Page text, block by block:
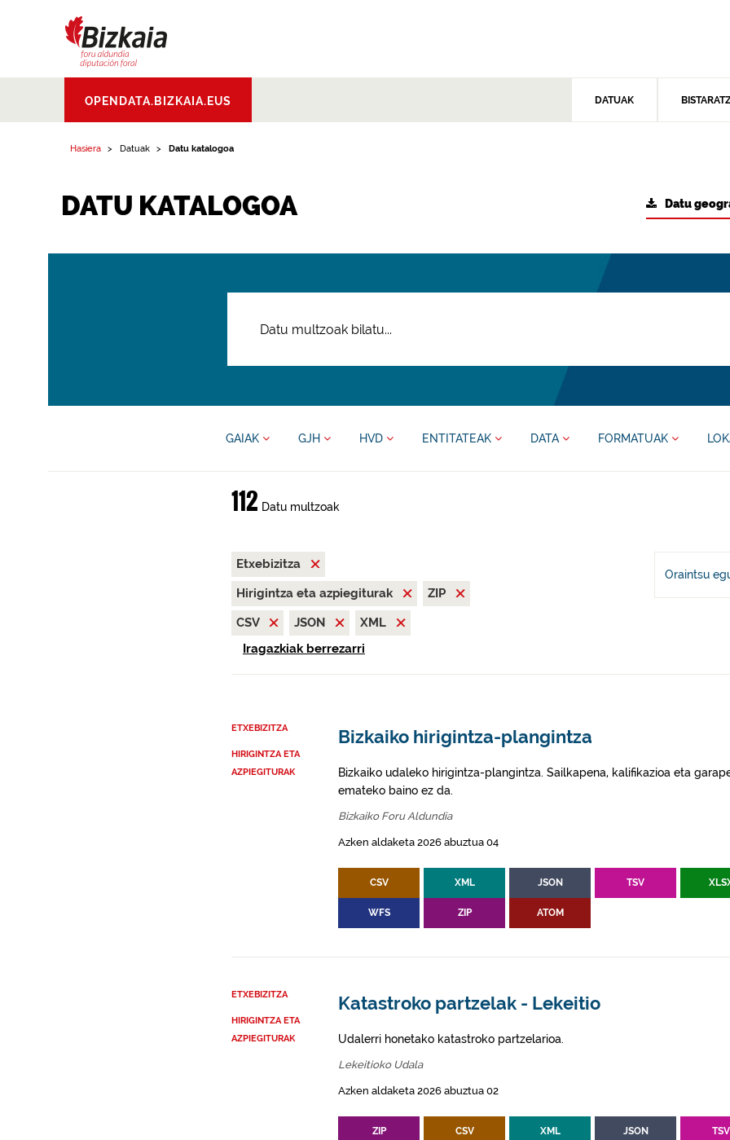
Aldundia.Diputacion
Foral de Bizkaia
OPENDATA.BIZKAIA.EUS DATUAK
Hasiera Datuak Datu katalogoa
DATU KATALOGOA Datu
GAIAK GJH HVD ENTITATEAK DATA FORMATUAK
112 Datu multzoak
Etxebizitza
Hirigintza eta azpiegiturak
ZIP
CSV
JSON
XML
Iragazkiak berrezarri
Oraintsu
ETXEBIZITZA
HIRIGINTZA ETA
AZPIEGITURAK
Bizkaiko hirigintza-plangintza
Bizkaiko udaleko hirigintza-plangintza. Sailkapena, kalifikazioa eta
emateko baino ez da.
Bizkaiko Foru Aldundia
Azken aldaketa 2026 abuztua 04
CSV XML JSON TSV
WFS ZIP ATOM
ETXEBIZITZA
HIRIGINTZA ETA
AZPIEGITURAK
Katastroko partzelak - Lekeitio
Udalerri honetako katastroko partzelarioa.
Lekeitioko Udala
Azken aldaketa 2026 abuztua 02
ZIP CSV XML JSON TSV